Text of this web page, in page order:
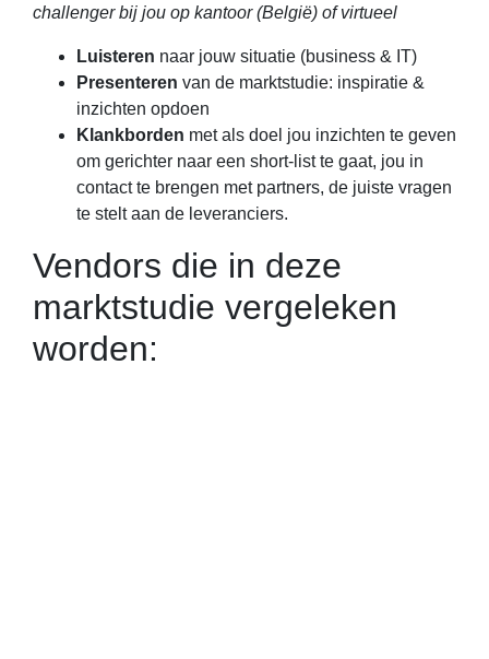
challenger bij jou op kantoor (België) of virtueel
Luisteren naar jouw situatie (business & IT)
Presenteren van de marktstudie: inspiratie &
inzichten opdoen
Klankborden met als doel jou inzichten te geven
om gerichter naar een short-list te gaat, jou in
contact te brengen met partners, de juiste vragen
te stelt aan de leveranciers.
Vendors die in deze
marktstudie vergeleken
worden: